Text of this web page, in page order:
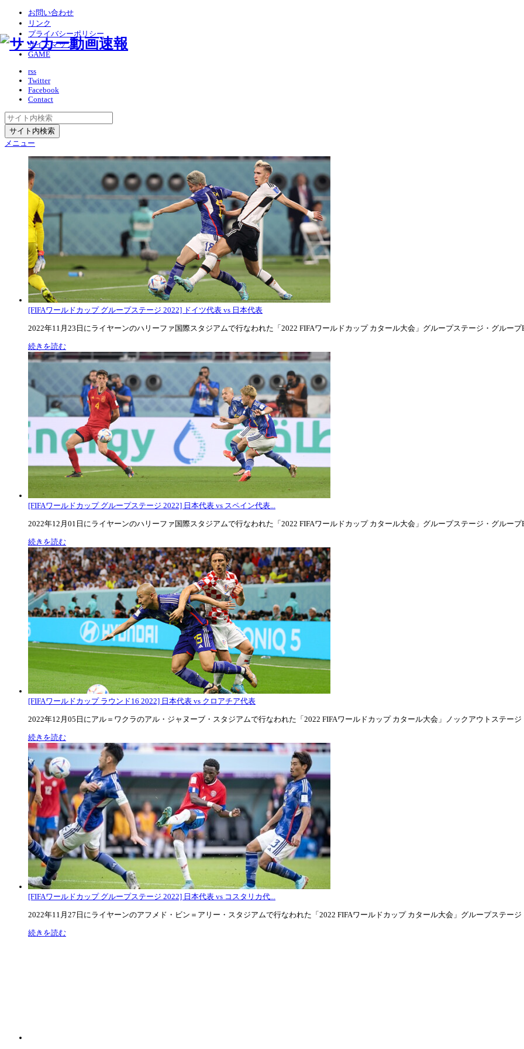
お問い合わせ
リンク
プライバシーポリシー
サイトマップ
GAME
rss
Twitter
Facebook
Contact
メニュー
[FIFAワールドカップ グループステージ 2022] ドイツ代表 vs 日本代表
2022年11月23日にライヤーンのハリーファ国際スタジアムで行なわれた「2022 FIFAワールドカップ カタール大会」グループステージ・グループ
続きを読む
[FIFAワールドカップ グループステージ 2022] 日本代表 vs スペイン代表...
2022年12月01日にライヤーンのハリーファ国際スタジアムで行なわれた「2022 FIFAワールドカップ カタール大会」グループステージ・グループ
続きを読む
[FIFAワールドカップ ラウンド16 2022] 日本代表 vs クロアチア代表
2022年12月05日にアル＝ワクラのアル・ジャヌーブ・スタジアムで行なわれた「2022 FIFAワールドカップ カタール大会」ノックアウトステージ
続きを読む
[FIFAワールドカップ グループステージ 2022] 日本代表 vs コスタリカ代...
2022年11月27日にライヤーンのアフメド・ビン＝アリー・スタジアムで行なわれた「2022 FIFAワールドカップ カタール大会」グループステージ
続きを読む